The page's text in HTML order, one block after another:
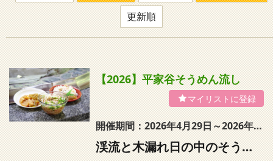
更新順
【2026】平家谷そうめん流し
開催期間：2026年4月29日～2026年8月31日
渓流と木漏れ日の中のそうめん流し